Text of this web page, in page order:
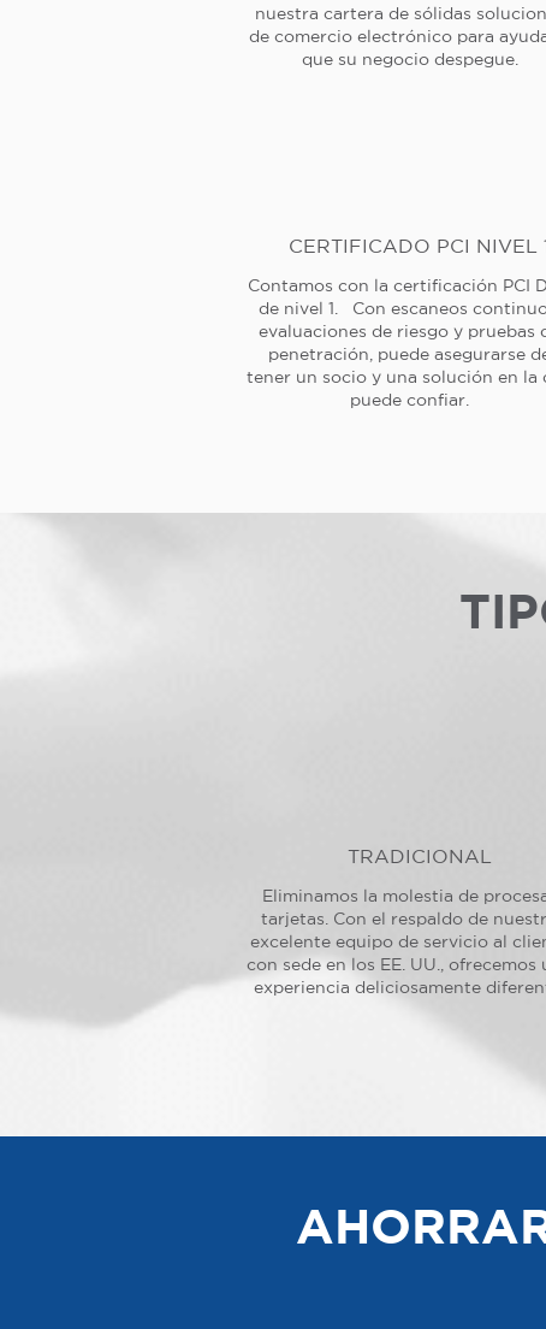
nuestra cartera de sólidas
de comercio electrónico para
que su negocio despegue.
CERTIFICADO PCI NIVEL
Contamos con la certificación PCI
de nivel 1. Con escaneos
evaluaciones de riesgo y pruebas
penetración, puede asegurarse
tener un socio y una solución en la
puede confiar.
TRADICIONAL
Eliminamos la molestia de
tarjetas. Con el respaldo de
excelente equipo de servicio al
con sede en los EE. UU., ofrecemos
experiencia deliciosamente